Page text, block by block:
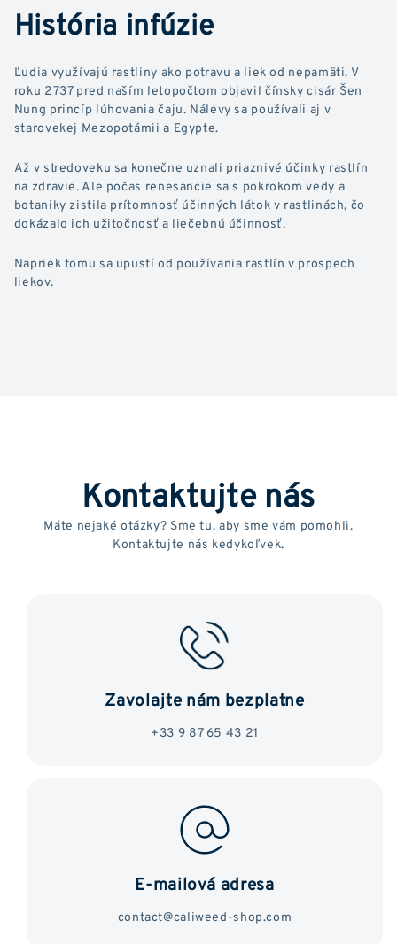
História infúzie
Ľudia využívajú rastliny ako potravu a liek od nepamäti. V
roku 2737 pred naším letopočtom objavil čínsky cisár Šen
Nung princíp lúhovania čaju. Nálevy sa používali aj v
starovekej Mezopotámii a Egypte.
Až v stredoveku sa konečne uznali priaznivé účinky rastlín
na zdravie. Ale počas renesancie sa s pokrokom vedy a
botaniky zistila prítomnosť účinných látok v rastlinách, čo
dokázalo ich užitočnosť a liečebnú účinnosť.
Napriek tomu sa upustí od používania rastlín v prospech
liekov.
Kontaktujte nás
Máte nejaké otázky? Sme tu, aby sme vám pomohli.
Kontaktujte nás kedykoľvek.
Zavolajte nám bezplatne
+33 9 87 65 43 21
E-mailová adresa
contact@caliweed-shop.com